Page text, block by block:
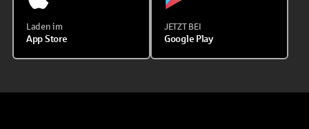
Laden im
App Store
JETZT BEI
Google Play